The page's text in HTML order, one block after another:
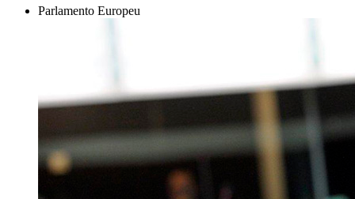
Parlamento Europeu